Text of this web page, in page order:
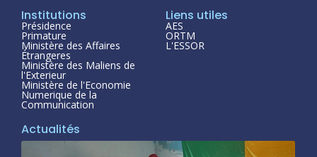
Institutions
Présidence
Primature
Ministère des Affaires
Étrangeres
Ministère des Maliens de
l'Exterieur
Ministère de l'Economie
Numerique de la
Communication
Liens utiles
AES
ORTM
L'ESSOR
Actualités